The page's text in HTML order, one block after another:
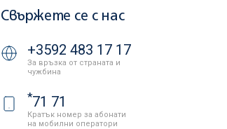
Свържете се с нас
+3592 483 17 17
За връзка от страната и
чужбина
*71 71
Кратък номер за абонати
на мобилни оператори